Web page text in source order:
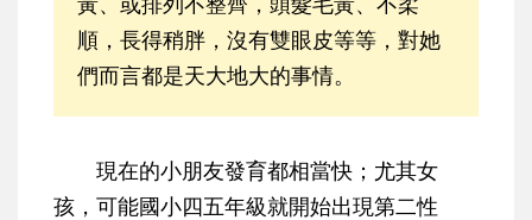
順，長得稍胖，沒有雙眼皮等等，對她
們而言都是天大地大的事情。
現在的小朋友發育都相當快；尤其女
孩，可能國小四五年級就開始出現第二性